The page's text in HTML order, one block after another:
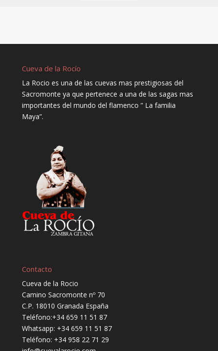
Cueva de la Rocío
La Rocio es una de las cuevas mas prestigiosas del
Sacromonte ya que pertenece a una de las sagas mas
importantes del mundo del flamenco ” La familia
Maya”.
Contacto
Cueva de la Rocio
Camino Sacromonte nº 70
C.P. 18010 Granada España
Teléfono:+34 659 11 51 87
Whatsapp: +34 659 11 51 87
Teléfono: +34 958 22 71 29